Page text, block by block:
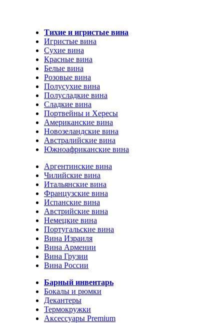
Тихие и игристые вина
Игристые вина
Сухие вина
Красные вина
Белые вина
Розовые вина
Полусухие вина
Полусладкие вина
Сладкие вина
Портвейны и Хересы
Американские вина
Новозеландские вина
Австралийские вина
Южноафриканские вина
Аргентинские вина
Чилийские вина
Итальянские вина
Французские вина
Испанские вина
Австрийские вина
Немецкие вина
Португальские вина
Вина Израиля
Вина Армении
Вина Грузии
Вина России
Барный инвентарь
Бокалы и рюмки
Декантеры
Термокружки
Аксессуары Premium